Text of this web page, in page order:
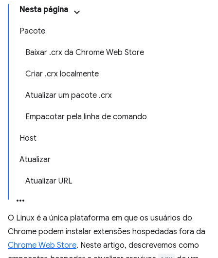
Nesta página
Pacote
Baixar .crx da Chrome Web Store
Criar .crx localmente
Atualizar um pacote .crx
Empacotar pela linha de comando
Host
Atualizar
Atualizar URL
O Linux é a única plataforma em que os usuários do
Chrome podem instalar extensões hospedadas fora da
Chrome Web Store. Neste artigo, descrevemos como